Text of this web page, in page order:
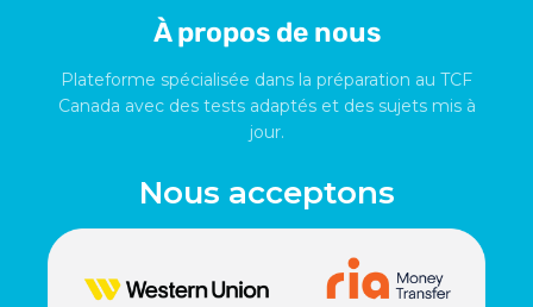
À propos de nous
Plateforme spécialisée dans la préparation au TCF
Canada avec des tests adaptés et des sujets mis à
jour.
Nous acceptons